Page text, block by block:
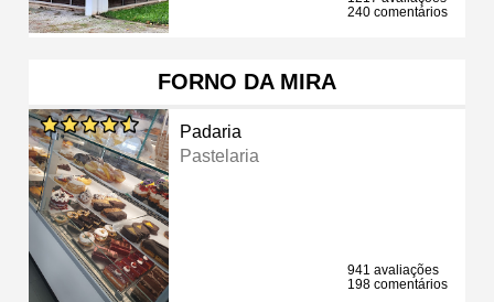
240 comentários
FORNO DA MIRA
Padaria
Pastelaria
941 avaliações
198 comentários